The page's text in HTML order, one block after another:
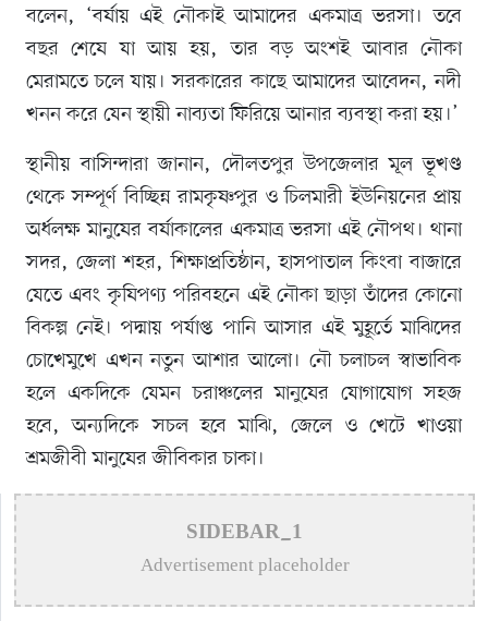
বলেন, ‘বর্ষায় এই নৌকাই আমাদের একমাত্র ভরসা। তবে
বছর শেষে যা আয় হয়, তার বড় অংশই আবার নৌকা
মেরামতে চলে যায়। সরকারের কাছে আমাদের আবেদন, নদী
খনন করে যেন স্থায়ী নাব্যতা ফিরিয়ে আনার ব্যবস্থা করা হয়।’
স্থানীয় বাসিন্দারা জানান, দৌলতপুর উপজেলার মূল ভূখণ্ড
থেকে সম্পূর্ণ বিচ্ছিন্ন রামকৃষ্ণপুর ও চিলমারী ইউনিয়নের প্রায়
অর্ধলক্ষ মানুষের বর্ষাকালের একমাত্র ভরসা এই নৌপথ। থানা
সদর, জেলা শহর, শিক্ষাপ্রতিষ্ঠান, হাসপাতাল কিংবা বাজারে
যেতে এবং কৃষিপণ্য পরিবহনে এই নৌকা ছাড়া তাঁদের কোনো
বিকল্প নেই। পদ্মায় পর্যাপ্ত পানি আসার এই মুহূর্তে মাঝিদের
চোখেমুখে এখন নতুন আশার আলো। নৌ চলাচল স্বাভাবিক
হলে একদিকে যেমন চরাঞ্চলের মানুষের যোগাযোগ সহজ
হবে, অন্যদিকে সচল হবে মাঝি, জেলে ও খেটে খাওয়া
শ্রমজীবী মানুষের জীবিকার চাকা।
SIDEBAR_1
Advertisement placeholder